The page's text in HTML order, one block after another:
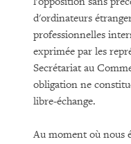
d'ordinateurs
professionnelles
exprimée par les
Secrétariat au
obligation ne
libre-échange.
Au moment où nous